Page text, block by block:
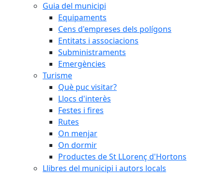
Guia del municipi
Equipaments
Cens d'empreses dels polígons
Entitats i associacions
Subministraments
Emergències
Turisme
Què puc visitar?
Llocs d'interès
Festes i fires
Rutes
On menjar
On dormir
Productes de St LLorenç d'Hortons
Llibres del municipi i autors locals